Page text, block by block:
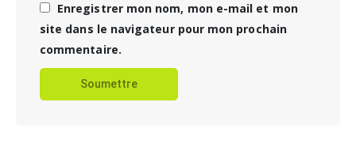
Enregistrer mon nom, mon e-mail et mon
site dans le navigateur pour mon prochain
commentaire.